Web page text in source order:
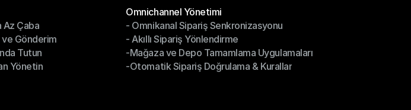
Az Çaba
Az Çaba
ve Gönderim
Gönderim
Tutun
Tutun
Yönetin
Omnichannel Yönetimi
Omnichannel Yönetimi
- Omnikanal Sipariş Senkronizasyonu
- Omnikanal Sipariş Senkronizasyonu
- Akıllı Sipariş Yönlendirme
- Akıllı Sipariş Yönlendirme
-Mağaza ve Depo Tamamlama Uygulamaları
-Mağaza ve Depo Tamamlama Uygulamaları
-Otomatik Sipariş Doğrulama & Kurallar